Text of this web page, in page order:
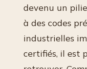
devenu un
à des codes
industrielles
certifiés, il est